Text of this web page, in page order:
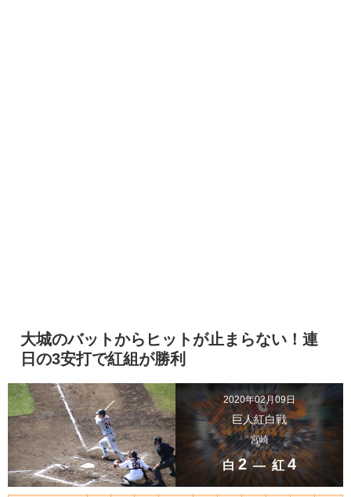
大城のバットからヒットが止まらない！連
日の3安打で紅組が勝利
2020年02月09日
巨人紅白戦
宮崎
白2― 紅4